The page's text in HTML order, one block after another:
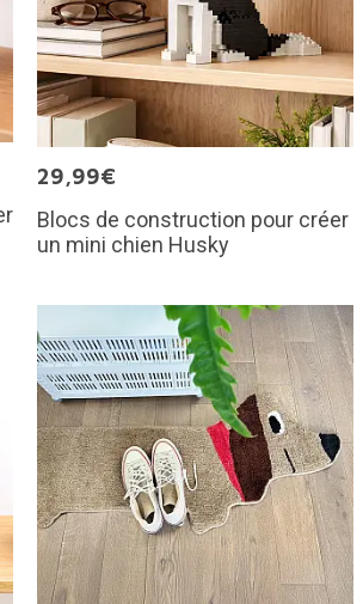
29,99€
Blocs de construction pour créer
un mini chien Husky